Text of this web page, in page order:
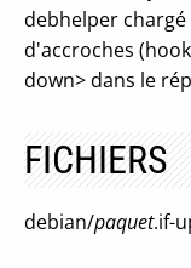
debhelper
d'accroches
down> dans le
FICHIERS
debian/paquet.if-